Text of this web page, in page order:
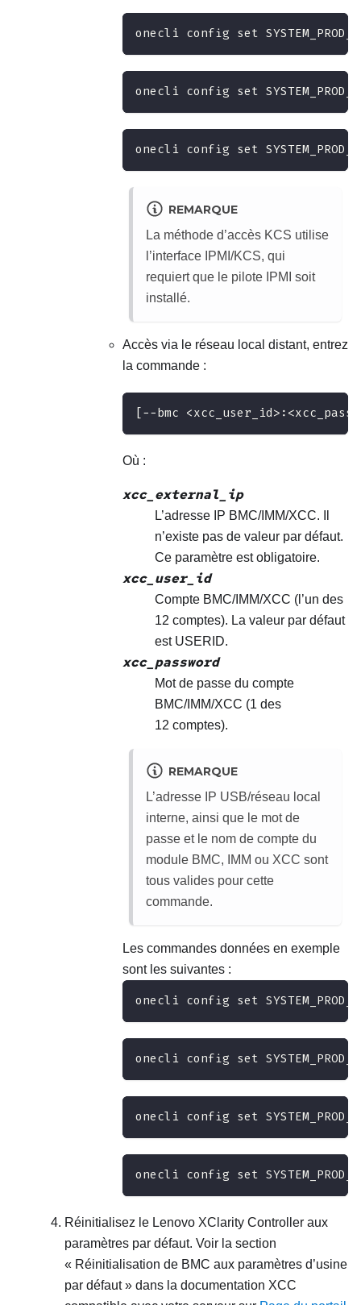
onecli config set
onecli config set
onecli config set
REMARQUE
La méthode d’accès KCS utilise
l’interface IPMI/KCS, qui
requiert que le pilote IPMI soit
installé.
Accès via le réseau local distant, entrez
la commande :
[−−bmc
Où :
xcc_external_ip
L’adresse IP BMC/IMM/XCC. Il
n’existe pas de valeur par défaut.
Ce paramètre est obligatoire.
xcc_user_id
Compte BMC/IMM/XCC (l’un des
12 comptes). La valeur par défaut
est USERID.
xcc_password
Mot de passe du compte
BMC/IMM/XCC (1 des
12 comptes).
REMARQUE
L’adresse IP USB/réseau local
interne, ainsi que le mot de
passe et le nom de compte du
module BMC, IMM ou XCC sont
tous valides pour cette
commande.
Les commandes données en exemple
sont les suivantes :
onecli config set
onecli config set
onecli config set
onecli config set
Réinitialisez le Lenovo XClarity Controller aux
paramètres par défaut. Voir la section
« Réinitialisation de BMC aux paramètres d’usine
par défaut » dans la documentation XCC